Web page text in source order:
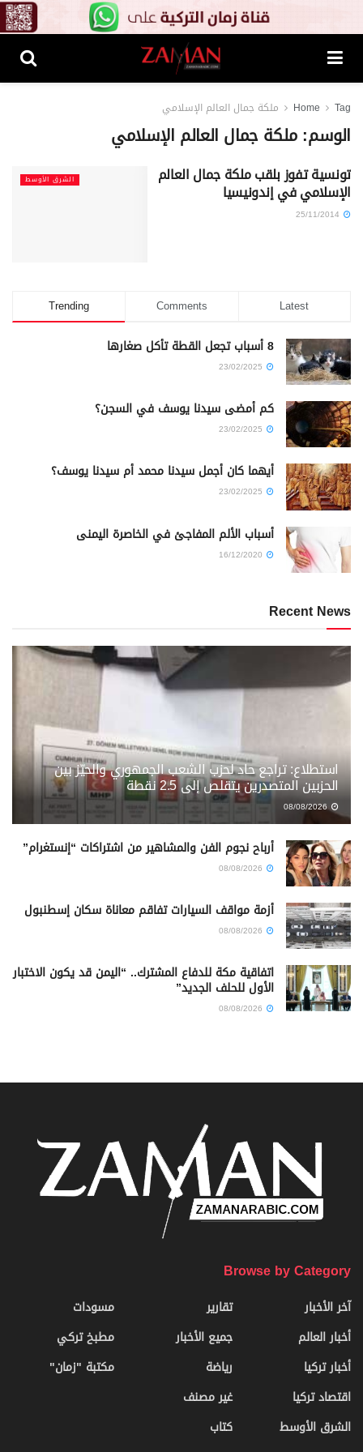
Home Tag ملكة جمال العالم الإسلامي
الوسم:ملكة جمال العالم الإسلامي
الشرق الأوسط تونسية تفوز بلقب ملكة جمال العالم
الإسلامي في إندونيسيا
Trending Comments Latest
8 أسباب تجعل القطة تأكل صغارها
كم أمضى سيدنا يوسف في السجن؟
أيهما كان أجمل سيدنا محمد أم سيدنا يوسف؟
أسباب الألم المفاجئ في الخاصرة اليمنى
Recent News
استطلاع: تراجع حاد لحزب الشعب الجمهوري والحيّز بين
الحزبين المتصدرين يتقلص إلى 2.5 نقطة
08/08/2026
أرباح نجوم الفن والمشاهير من اشتراكات “إنستغرام”
أزمة مواقف السيارات تفاقم معاناة سكان إسطنبول
اتفاقية مكة للدفاع المشترك.. “اليمن قد يكون الاختبار
الأول للحلف الجديد”
Browse by Category
آخر الأخبار
أخبار العالم
أخبار تركيا
اقتصاد تركيا
الشرق الأوسط
تقارير
جميع الأخبار
رياضة
غير مصنف
كتاب
مسودات
مطبخ تركي
مكتبة "زمان"